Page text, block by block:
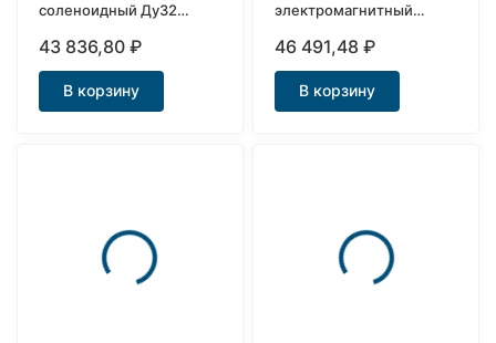
соленоидный Ду32
43 836,80₽
В корзину
электромагнитный
Ду40
46 491,48₽
В корзину